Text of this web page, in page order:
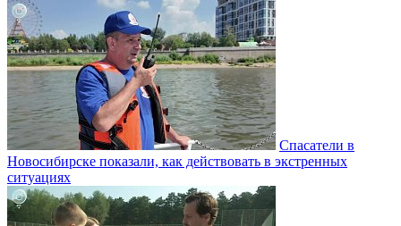
Спасатели в
Новосибирске показали, как действовать в экстренных
ситуациях